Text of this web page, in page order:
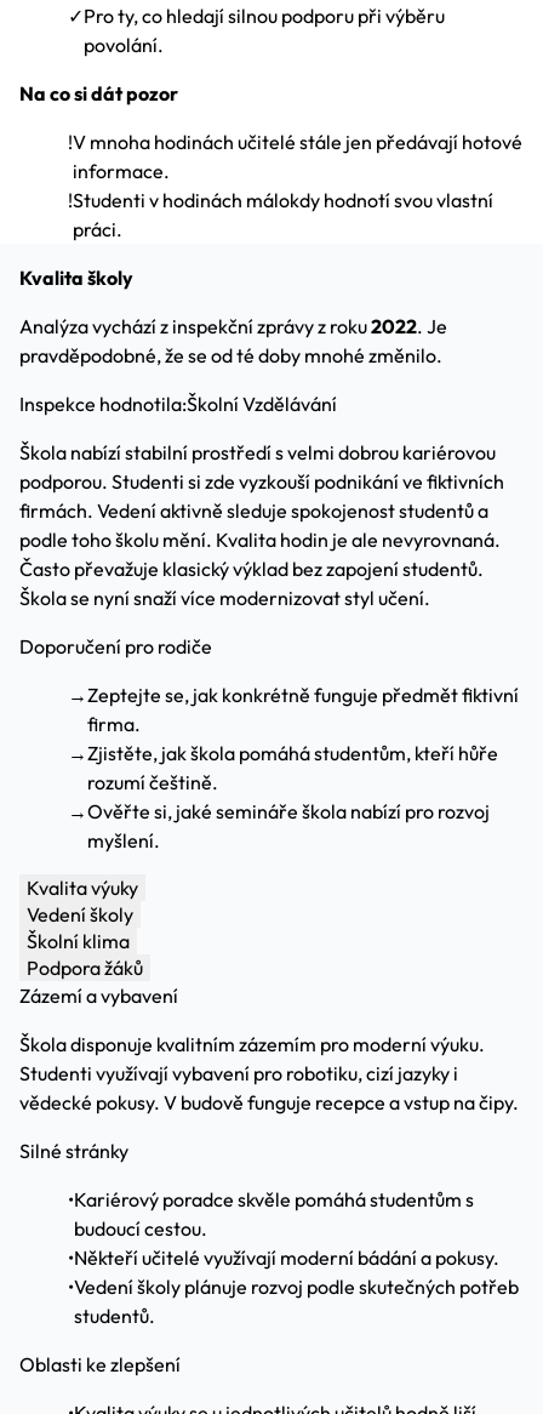
✓Pro ty, co hledají silnou podporu při výběru
povolání.
Na co si dát pozor
!V mnoha hodinách učitelé stále jen předávají hotové
informace.
!Studenti v hodinách málokdy hodnotí svou vlastní
práci.
Kvalita školy
Analýza vychází z inspekční zprávy z roku2022. Je
pravděpodobné, že se od té doby mnohé změnilo.
Inspekce hodnotila:Školní Vzdělávání
Škola nabízí stabilní prostředí s velmi dobrou kariérovou
podporou. Studenti si zde vyzkouší podnikání ve fiktivních
firmách. Vedení aktivně sleduje spokojenost studentů a
podle toho školu mění. Kvalita hodin je ale nevyrovnaná.
Často převažuje klasický výklad bez zapojení studentů.
Škola se nyní snaží více modernizovat styl učení.
Doporučení pro rodiče
→Zeptejte se, jak konkrétně funguje předmět fiktivní
firma.
→Zjistěte, jak škola pomáhá studentům, kteří hůře
rozumí češtině.
→Ověřte si, jaké semináře škola nabízí pro rozvoj
myšlení.
Kvalita výuky
Vedení školy
Školní klima
Podpora žáků
Zázemí a vybavení
Škola disponuje kvalitním zázemím pro moderní výuku.
Studenti využívají vybavení pro robotiku, cizí jazyky i
vědecké pokusy. V budově funguje recepce a vstup na čipy.
Silné stránky
•Kariérový poradce skvěle pomáhá studentům s
budoucí cestou.
•Někteří učitelé využívají moderní bádání a pokusy.
•Vedení školy plánuje rozvoj podle skutečných potřeb
studentů.
Oblasti ke zlepšení